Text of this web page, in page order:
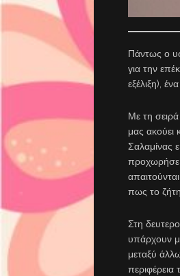
Πάντως ο
για την
εξέλιξη),
Με τη
μας ακούει
Σαλαμίνας
προχωρήσει
πως το
Στη
υπάρχουν
μεταξύ
περιφέρεια